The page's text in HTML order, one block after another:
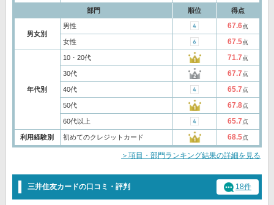
部門 順位 得点
男女別
男性 67.6点
女性 67.5点
年代別
10・20代 71.7点
30代 67.7点
40代 65.7点
50代 67.8点
60代以上 65.7点
利用経験別 初めてのクレジットカード 68.5点
＞項目・部門ランキング結果の詳細を見る
三井住友カードの口コミ・評判 18件